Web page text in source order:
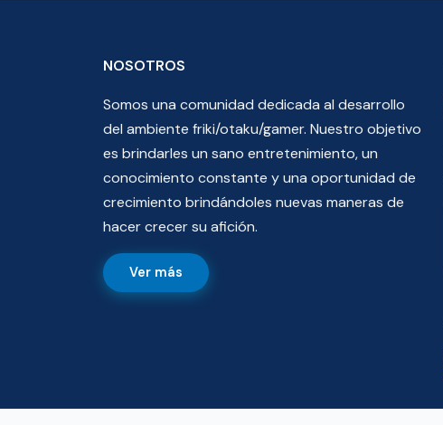
NOSOTROS
Somos una comunidad dedicada al desarrollo
del ambiente friki/otaku/gamer. Nuestro objetivo
es brindarles un sano entretenimiento, un
conocimiento constante y una oportunidad de
crecimiento brindándoles nuevas maneras de
hacer crecer su afición.
Ver más